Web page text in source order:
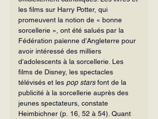
les films sur Harry Potter, qui
promeuvent la notion de « bonne
sorcellerie », ont été salués par la
Fédération païenne d’Angleterre pour
avoir intéressé des milliers
d’adolescents à la sorcellerie. Les
films de Disney, les spectacles
télévisés et les pop stars font de la
publicité à la sorcellerie auprès des
jeunes spectateurs, constate
Heimbichner (p. 16, 52 à 54). Quant